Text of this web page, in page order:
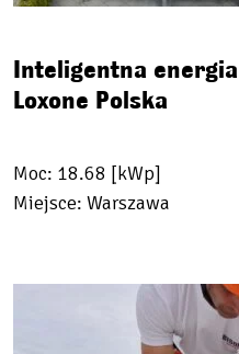
Inteligentna
Loxone Polska
Moc: 18.68 [kWp]
Miejsce: Warszawa